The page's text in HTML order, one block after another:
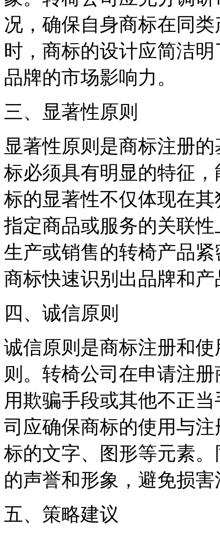
况，确保自身商标在同
时，商标的设计应简洁
品牌的市场影响力。
三、显著性原则
显著性原则是商标注册
标必须具有明显的特征
标的显著性不仅体现在
指定商品或服务的关联
生产或销售的转椅产品
商标快速识别出品牌和产
四、诚信原则
诚信原则是商标注册和
则。转椅公司在申请注
用欺骗手段或其他不正
司应确保商标的使用与
标的文字、图形等元素
的声誉和形象，避免损
五、策略建议